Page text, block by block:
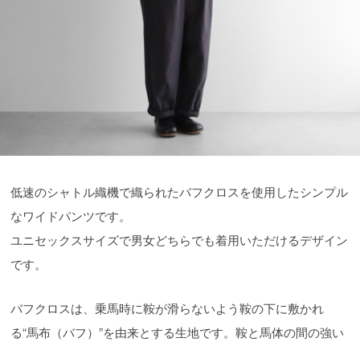
低速のシャトル織機で織られたバフクロスを使用したシンプル
なワイドパンツです。
ユニセックスサイズで男女どちらでも着用いただけるデザイン
です。
バフクロスは、乗馬時に鞍が滑らないよう鞍の下に敷かれ
る“馬布（バフ）”を由来とする生地です。鞍と馬体の間の強い